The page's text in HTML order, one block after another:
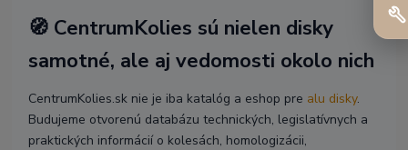
🧭 CentrumKolies sú nielen disky
samotné, ale aj vedomosti okolo nich
CentrumKolies.sk nie je iba katalóg a eshop pre alu disky.
Budujeme otvorenú databázu technických, legislatívnych a
praktických informácií o kolesách, homologizácii,